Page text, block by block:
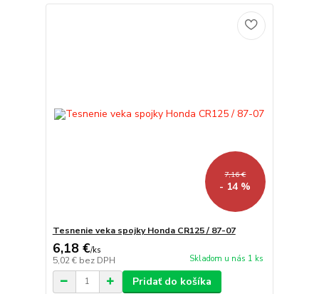
7,16 €
- 14 %
Tesnenie veka spojky Honda CR125 / 87-07
6,18 €/ks
5,02 € bez DPH Skladom u nás 1 ks
Pridať do košíka